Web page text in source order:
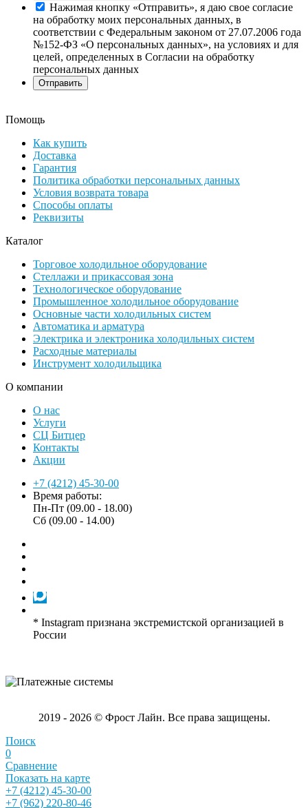
Нажимая кнопку «Отправить», я даю свое согласие
на обработку моих персональных данных, в
соответствии с Федеральным законом от 27.07.2006 года
№152-ФЗ «О персональных данных», на условиях и для
целей, определенных в Согласии на обработку
персональных данных
Помощь
Как купить
Доставка
Гарантия
Политика обработки персональных данных
Условия возврата товара
Способы оплаты
Реквизиты
Каталог
Торговое холодильное оборудование
Стеллажи и прикассовая зона
Технологическое оборудование
Промышленное холодильное оборудование
Основные части холодильных систем
Автоматика и арматура
Электрика и электроника холодильных систем
Расходные материалы
Инструмент холодильщика
О компании
О нас
Услуги
СЦ Битцер
Контакты
Акции
+7 (4212) 45-30-00
Время работы:
Пн-Пт (09.00 - 18.00)
Сб (09.00 - 14.00)
* Instagram признана экстремистской организацией в
России
2019 - 2026 © Фрост Лайн. Все права защищены.
Поиск
0
Сравнение
Показать на карте
+7 (4212) 45-30-00
+7 (962) 220-80-46